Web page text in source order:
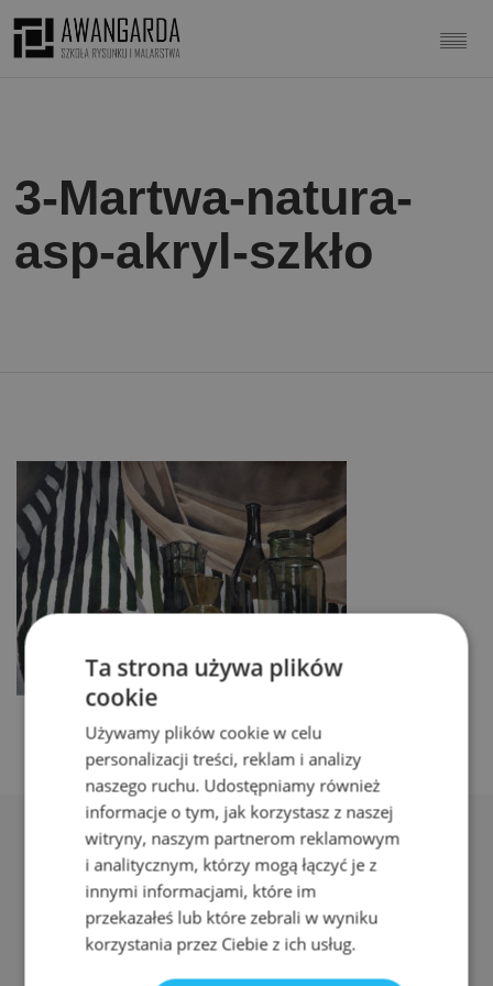
3-Martwa-natura-
asp-akryl-szkło
Adres:
ul. Nyska 61a, Wrocław 50-505
Ta strona używa plików
cookie
Używamy plików cookie w celu
personalizacji treści, reklam i analizy
naszego ruchu. Udostępniamy również
informacje o tym, jak korzystasz z naszej
witryny, naszym partnerom reklamowym
i analitycznym, którzy mogą łączyć je z
innymi informacjami, które im
przekazałeś lub które zebrali w wyniku
korzystania przez Ciebie z ich usług.